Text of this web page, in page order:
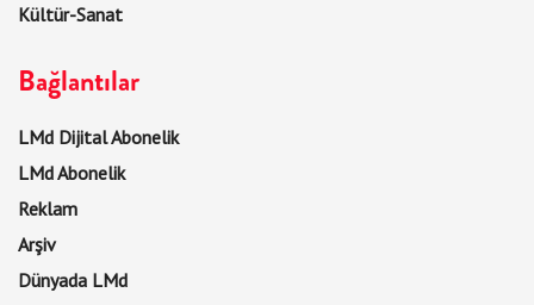
Kültür-Sanat
Bağlantılar
LMd Dijital Abonelik
LMd Abonelik
Reklam
Arşiv
Dünyada LMd